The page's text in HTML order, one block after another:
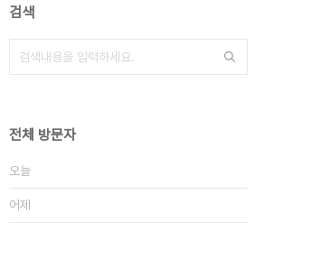
검색
전체 방문자
오늘
어제